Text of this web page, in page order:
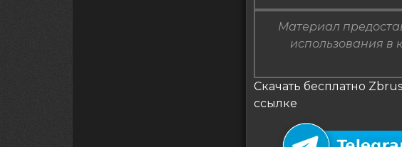
Материал
использования в
Скачать бесплатно
ссылке